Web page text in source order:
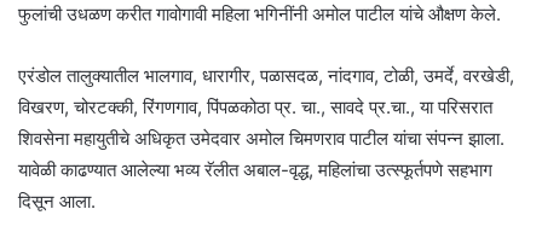
फुलांची उधळण करीत गावोगावी महिला भगिनींनी अमोल पाटील यांचे औक्षण केले.
एरंडोल तालुक्यातील भालगाव, धारागीर, पळासदळ, नांदगाव, टोळी, उमर्दे, वरखेडी,
विखरण, चोरटक्की, रिंगणगाव, पिंपळकोठा प्र. चा., सावदे प्र.चा., या परिसरात
शिवसेना महायुतीचे अधिकृत उमेदवार अमोल चिमणराव पाटील यांचा संपन्न झाला.
यावेळी काढण्यात आलेल्या भव्य रॅलीत अबाल-वृद्ध, महिलांचा उत्स्फूर्तपणे सहभाग
दिसून आला.